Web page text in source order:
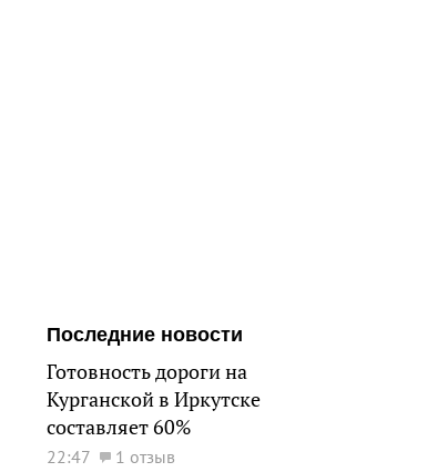
Последние новости
Готовность дороги на
Курганской в Иркутске
составляет 60%
22:47 1 отзыв